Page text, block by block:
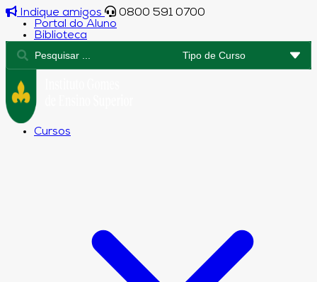
Indique amigos
0800 591 0700
Portal do Aluno
Biblioteca
Cursos